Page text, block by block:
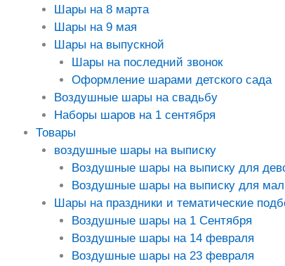
Шары на 8 марта
Шары на 9 мая
Шары на выпускной
Шары на последний звонок
Оформление шарами детского сада
Воздушные шары на свадьбу
Наборы шаров на 1 сентября
Товары
воздушные шары на выписку
Воздушные шары на выписку для
Воздушные шары на выписку для
Шары на праздники и тематические
Воздушные шары на 1 Сентября
Воздушные шары на 14 февраля
Воздушные шары на 23 февраля